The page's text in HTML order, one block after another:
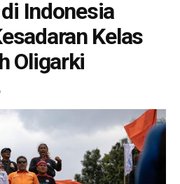
Indonesia
Kelas
Oligarki